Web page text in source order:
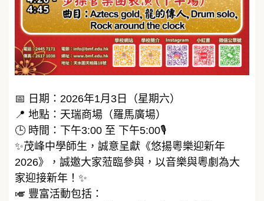
📅 日期：2026年1月3日（星期六）
📍 地點：天瑞商場（羅馬廣場）
🕒 時間：下午3:00 至 下午5:00🎙️
✨茂峰中學師生，誠意呈獻《悠揚粵樂迎新年
2026》，誠邀大家蒞臨參與，以音樂與粵劇為大
家迎接新年！✨
🎺 豐富活動包括：